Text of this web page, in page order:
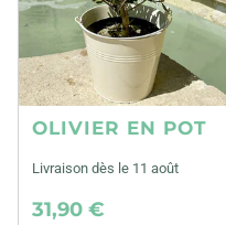
OLIVIER EN POT
Livraison dès le 11 août
31,90 €